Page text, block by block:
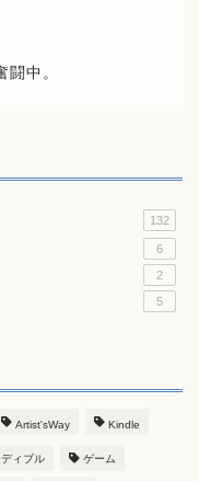
闘中。
132
6
2
5
Artist'sWay Kindle
ィブル ゲーム